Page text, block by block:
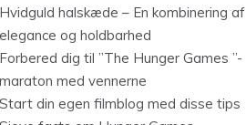
Hvidguld halskæde – En kombinering af
elegance og holdbarhed
Forbered dig til ”The Hunger Games ”-
maraton med vennerne
Start din egen filmblog med disse tips